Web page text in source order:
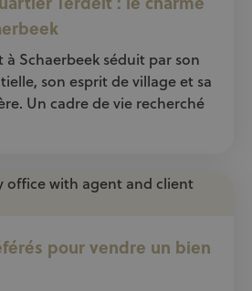
à Schaerbeek séduit par son
son esprit de village et sa
Un cadre de vie recherché
pour vendre un bien